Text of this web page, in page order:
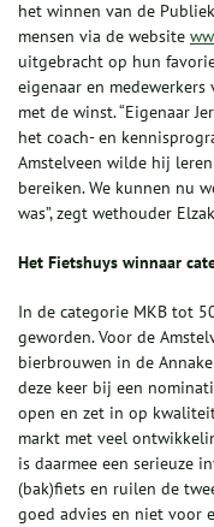
het winnen van de
mensen via de website
uitgebracht op hun
eigenaar en
met de winst. “Eigenaar
het coach- en
Amstelveen wilde hij
bereiken. We kunnen nu
was”, zegt wethouder
Het Fietshuys winnaar
In de categorie MKB tot
geworden. Voor de
bierbrouwen in de
deze keer bij een
open en zet in op
markt met veel
is daarmee een serieuze
(bak)fiets en ruilen de
goed advies en niet voor